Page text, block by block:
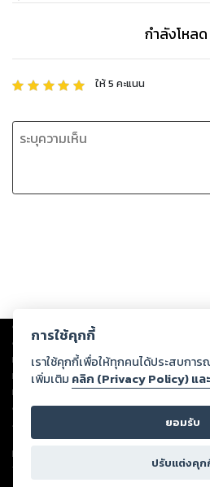
กำลังโหลด
ให้5 คะแนน
Copyright © 2026
ต่อผลงานหรือเนื้อหาใดที่อัปโหลดผ่านเว็บไซต์แ
ทรัพย์สินทางปัญญาของบุคคลอื่นหรือขัดต่อกฎ
ทุกท่านโปรดใช้วิจารณญาณในการกลั่นกรองด้
หนึ่งส่วนใดขัดต่อกฎหมายและศีลธรรม กรุณาแ
ดำเนินการในทันที ทั้งนี้ ทางสตอรี่ล็อกขอสง
ลิขสิทธิ์ พ.ศ. 2537 (ฉบับล่าสุด)
For support: member@ookbee.com
Version
การใช้คุกกี้
เราใช้คุกกี้เพื่อให้ทุกคนได้ประสบกา
เพิ่มเติม คลิก (Privacy Policy) แ
ยอมรับ
ปรับแต่งคุก